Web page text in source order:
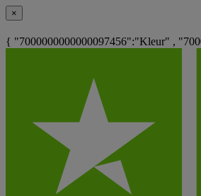
×
{ "7000000000000097456":"Kleur" ,